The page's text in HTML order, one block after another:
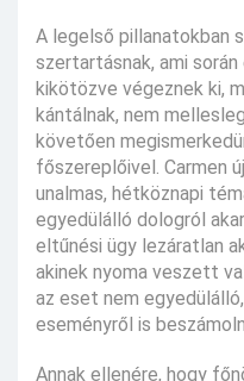
A legelső pillanatokban
szertartásnak, ami
kikötözve végeznek ki,
kántálnak, nem
követően
főszereplőivel. Carmen
unalmas, hétköznapi
egyedülálló dologról
eltűnési ügy lezáratlan
akinek nyoma veszett
az eset nem
eseményről is
Annak ellenére, hogy